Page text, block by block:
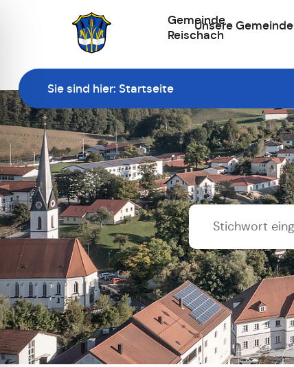
Gemeinde
Reischach
Zur Startseite
Unsere Gemeinde
Sie sind hier: Startseite